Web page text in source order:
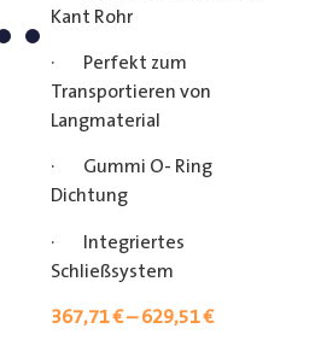
Kant Rohr
· Perfekt zum
Transportieren von
Langmaterial
· Gummi O- Ring
Dichtung
· Integriertes
Schließsystem
367,71€–629,51€